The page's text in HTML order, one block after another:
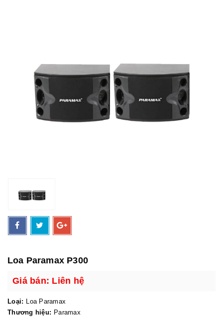
Loa Paramax P300
Giá bán: Liên hệ
Loại:
Loa Paramax
Thương hiệu: Paramax